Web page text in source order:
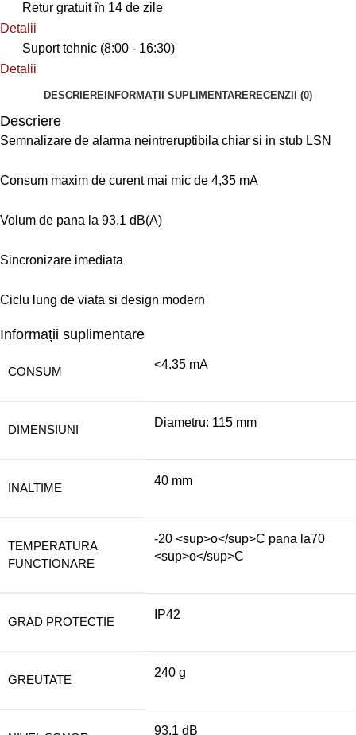
Retur gratuit în 14 de zile
Detalii
Suport tehnic (8:00 - 16:30)
Detalii
DESCRIERE INFORMAȚII SUPLIMENTARERECENZII (0)
Descriere
Semnalizare de alarma neintreruptibila chiar si in stub LSN
Consum maxim de curent mai mic de 4,35 mA
Volum de pana la 93,1 dB(A)
Sincronizare imediata
Ciclu lung de viata si design modern
Informații suplimentare
CONSUM
<4.35 mA
DIMENSIUNI
Diametru: 115 mm
INALTIME
40 mm
TEMPERATURA
FUNCTIONARE
-20 <sup>o</sup>C pana la70
<sup>o</sup>C
GRAD PROTECTIE
IP42
GREUTATE
240 g
93.1 dB